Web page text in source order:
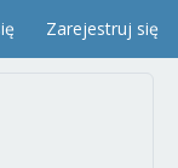
Zarejestruj się